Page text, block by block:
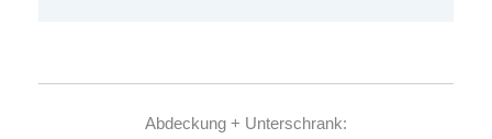
Abdeckung + Unterschrank: